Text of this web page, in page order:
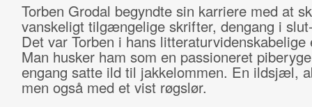
Torben Grodal begyndte sin karriere med at
vanskeligt tilgængelige skrifter, dengang i
Det var Torben i hans litteraturvidenskabelige
Man husker ham som en passioneret
engang satte ild til jakkelommen. En ildsjæl,
men også med et vist røgslør.